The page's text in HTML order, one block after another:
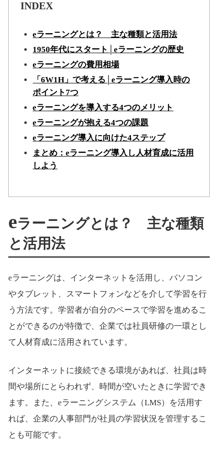
INDEX
eラーニングとは？ 主な種類と活用法
1950年代にスタート│eラーニングの歴史
eラーニングの費用相場
「6W1H」で考える│eラーニング導入時の
ポイント7つ
eラーニングを導入する4つのメリット
eラーニングが抱える4つの課題
eラーニング導入に向けた4ステップ
まとめ：eラーニング導入し人材育成に活用
しよう
eラーニングとは？ 主な種類
と活用法
eラーニングは、インターネットを活用し、パソコン
やタブレット、スマートフォンなどを介して学習を行
う方法です。学習者が自分のペースで学習を進めるこ
とができるのが特徴で、企業では社員研修の一環とし
て人材育成に活用されています。
インターネットに接続できる環境があれば、社員は時
間や場所にとらわれず、時間が空いたときに学習でき
ます。また、eラーニングシステム（LMS）を活用す
れば、企業の人事部門が社員の学習状況を管理するこ
とも可能です。